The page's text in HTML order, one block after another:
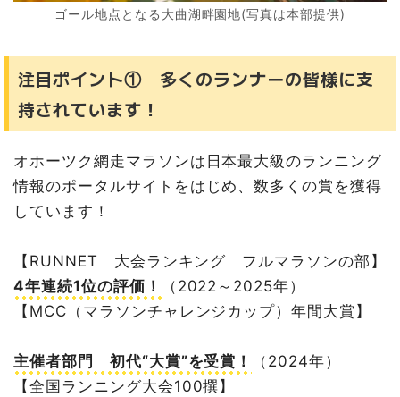
ゴール地点となる大曲湖畔園地(写真は本部提供)
注目ポイント① 多くのランナーの皆様に支
持されています！
オホーツク網走マラソンは日本最大級のランニング
情報のポータルサイトをはじめ、数多くの賞を獲得
しています！
【RUNNET 大会ランキング フルマラソンの部】
4年連続1位の評価！
（2022～2025年）
【MCC（マラソンチャレンジカップ）年間大賞】
主催者部門 初代“大賞”を受賞！
（2024年）
【全国ランニング大会100撰】